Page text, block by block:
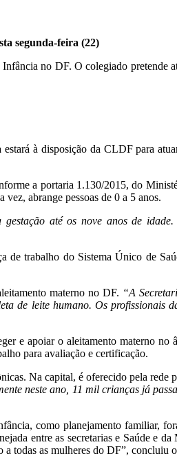
segunda-feira (22)
no DF. O colegiado pretende
à disposição da CLDF para
a portaria 1.130/2015, do
abrange pessoas de 0 a 5 anos.
até os nove anos de
trabalho do Sistema Único de
materno no DF. “A
de leite humano. Os profissionais
e apoiar o aleitamento materno
para avaliação e certificação.
Na capital, é oferecido pela rede
neste ano, 11 mil crianças já
como planejamento familiar,
entre as secretarias e Saúde e
a todas as mulheres do DF”, concluiu